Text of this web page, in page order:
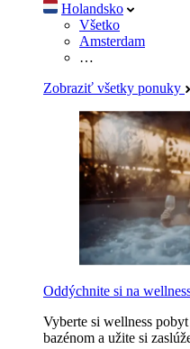
Holandsko
Všetko
Amsterdam
…
Zobraziť všetky ponuky
Oddýchnite si na
Vyberte si wellness
bazénom a užite si